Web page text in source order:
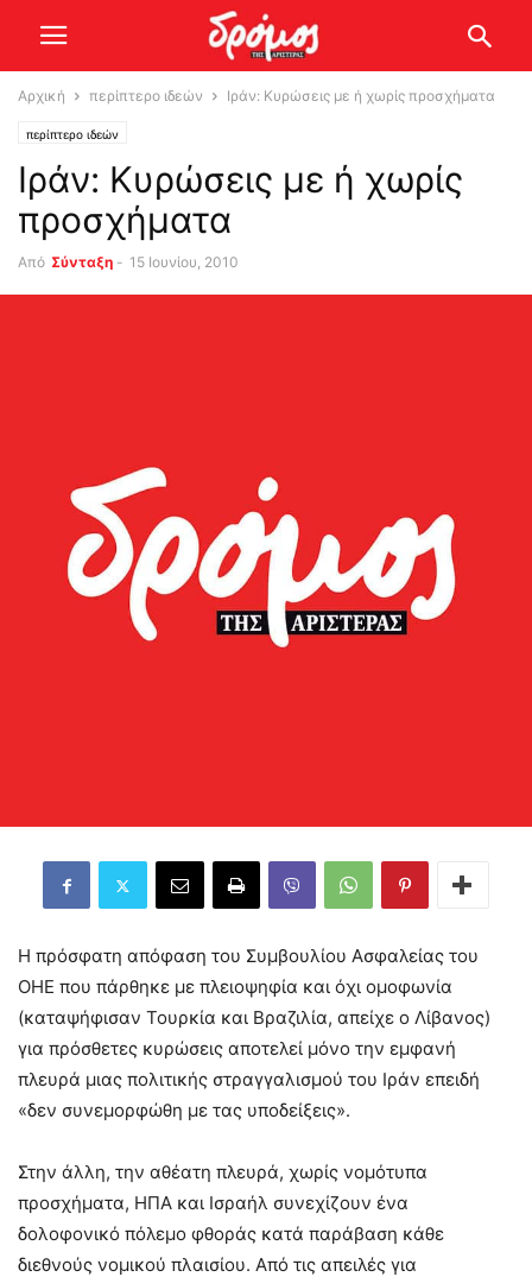
Αρχική περίπτερο ιδεών Ιράν: Κυρώσεις με ή χωρίς προσχήματα
περίπτερο ιδεών
Ιράν: Κυρώσεις με ή χωρίς
προσχήματα
Από Σύνταξη - 15 Ιουνίου, 2010
Η πρόσφατη απόφαση του Συμβουλίου Ασφαλείας του
ΟΗΕ που πάρθηκε με πλειοψηφία και όχι ομοφωνία
(καταψήφισαν Τουρκία και Βραζιλία, απείχε ο Λίβανος)
για πρόσθετες κυρώσεις αποτελεί μόνο την εμφανή
πλευρά μιας πολιτικής στραγγαλισμού του Ιράν επειδή
«δεν συνεμορφώθη με τας υποδείξεις».
Στην άλλη, την αθέατη πλευρά, χωρίς νομότυπα
προσχήματα, ΗΠΑ και Ισραήλ συνεχίζουν ένα
δολοφονικό πόλεμο φθοράς κατά παράβαση κάθε
διεθνούς νομικού πλαισίου. Από τις απειλές για